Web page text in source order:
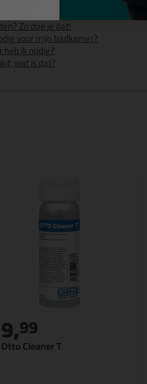
Zo doe je dat!
voor mijn badkamer?
ik nodig?
wat is dat?
Otto Cleaner T
9,99